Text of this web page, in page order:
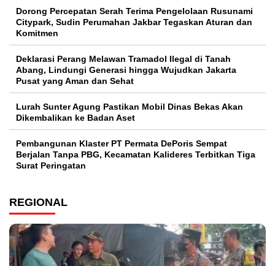
Dorong Percepatan Serah Terima Pengelolaan Rusunami
Citypark, Sudin Perumahan Jakbar Tegaskan Aturan dan
Komitmen
Deklarasi Perang Melawan Tramadol Ilegal di Tanah
Abang, Lindungi Generasi hingga Wujudkan Jakarta
Pusat yang Aman dan Sehat
Lurah Sunter Agung Pastikan Mobil Dinas Bekas Akan
Dikembalikan ke Badan Aset
Pembangunan Klaster PT Permata DePoris Sempat
Berjalan Tanpa PBG, Kecamatan Kalideres Terbitkan Tiga
Surat Peringatan
REGIONAL